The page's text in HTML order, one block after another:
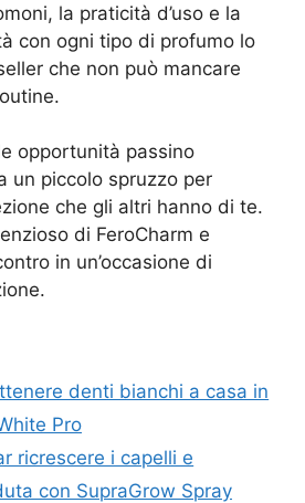
la praticità d’uso e la
con ogni tipo di profumo lo
che non può mancare
opportunità passino
un piccolo spruzzo per
che gli altri hanno di te.
di FeroCharm e
in un’occasione di
denti bianchi a casa in
Pro
ricrescere i capelli e
con SupraGrow Spray